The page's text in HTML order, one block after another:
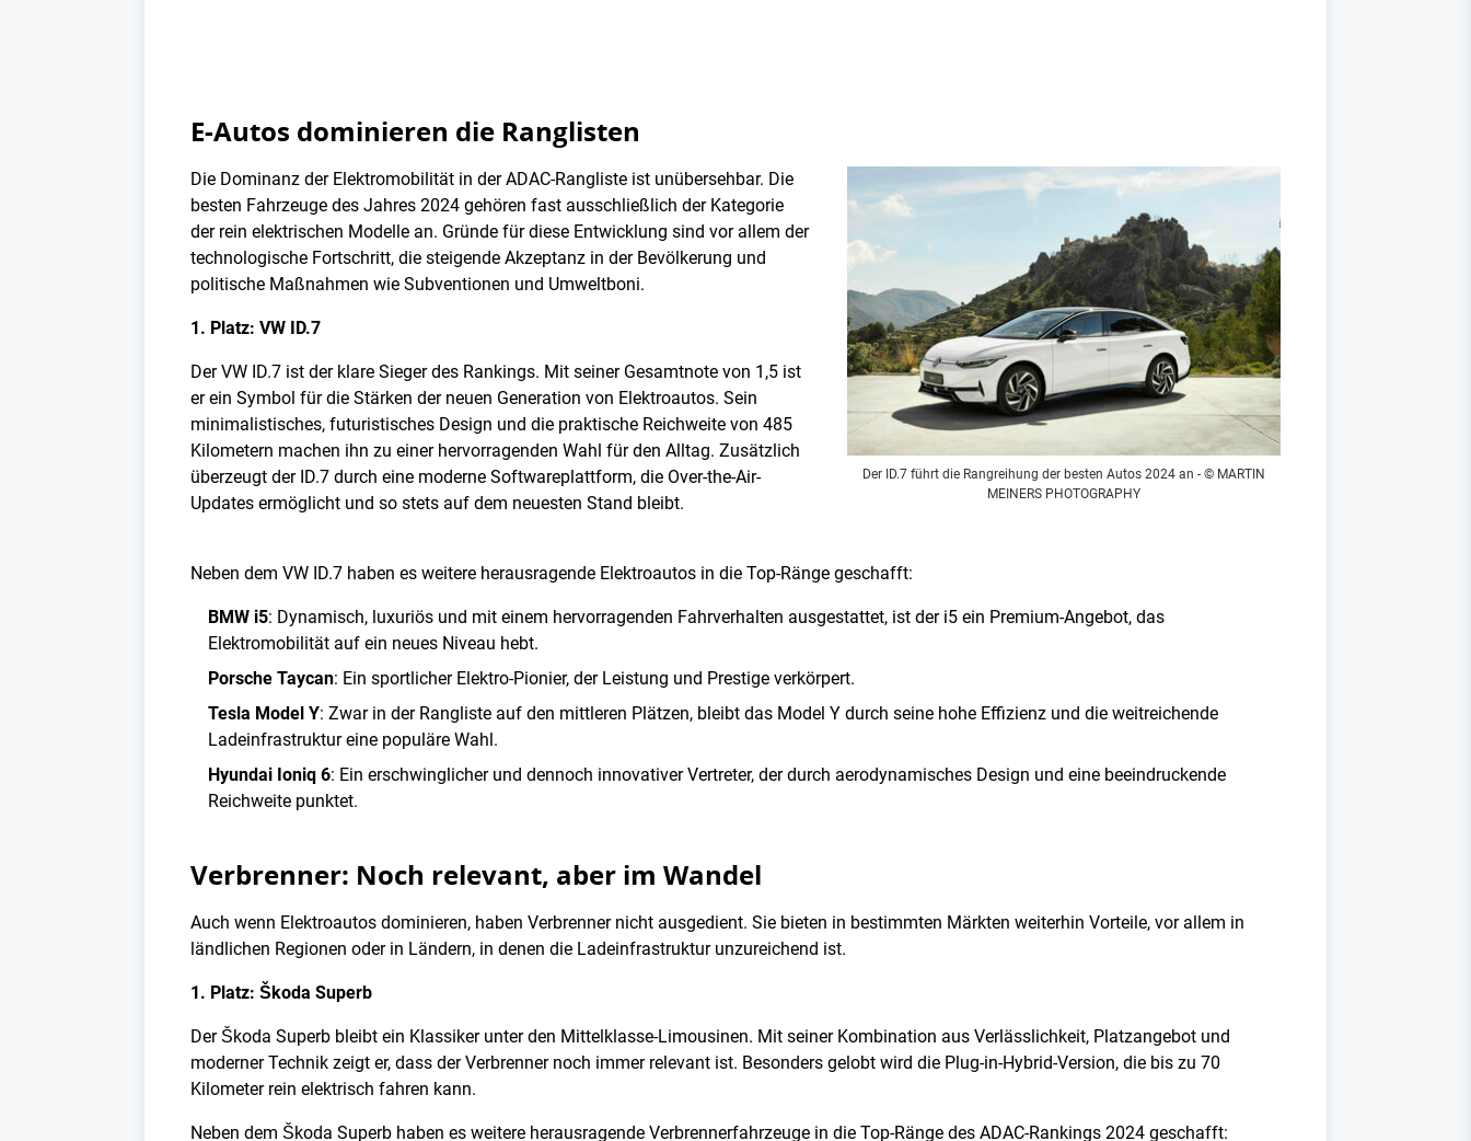
E-Autos dominieren die Ranglisten
Die Dominanz der Elektromobilität in der ADAC-Rangliste ist unübersehbar. Die
besten Fahrzeuge des Jahres 2024 gehören fast ausschließlich der Kategorie
der rein elektrischen Modelle an. Gründe für diese Entwicklung sind vor allem der
technologische Fortschritt, die steigende Akzeptanz in der Bevölkerung und
politische Maßnahmen wie Subventionen und Umweltboni.
1. Platz: VW ID.7
Der VW ID.7 ist der klare Sieger des Rankings. Mit seiner Gesamtnote von 1,5 ist
er ein Symbol für die Stärken der neuen Generation von Elektroautos. Sein
minimalistisches, futuristisches Design und die praktische Reichweite von 485
Kilometern machen ihn zu einer hervorragenden Wahl für den Alltag. Zusätzlich
überzeugt der ID.7 durch eine moderne Softwareplattform, die Over-the-Air-
Updates ermöglicht und so stets auf dem neuesten Stand bleibt.
Der ID.7 führt die Rangreihung der besten Autos 2024 an - © MARTIN
MEINERS PHOTOGRAPHY
Neben dem VW ID.7 haben es weitere herausragende Elektroautos in die Top-Ränge geschafft:
BMW i5: Dynamisch, luxuriös und mit einem hervorragenden Fahrverhalten ausgestattet, ist der i5 ein Premium-Angebot, das
Elektromobilität auf ein neues Niveau hebt.
Porsche Taycan: Ein sportlicher Elektro-Pionier, der Leistung und Prestige verkörpert.
Tesla Model Y: Zwar in der Rangliste auf den mittleren Plätzen, bleibt das Model Y durch seine hohe Effizienz und die weitreichende
Ladeinfrastruktur eine populäre Wahl.
Hyundai Ioniq 6: Ein erschwinglicher und dennoch innovativer Vertreter, der durch aerodynamisches Design und eine beeindruckende
Reichweite punktet.
Verbrenner: Noch relevant, aber im Wandel
Auch wenn Elektroautos dominieren, haben Verbrenner nicht ausgedient. Sie bieten in bestimmten Märkten weiterhin Vorteile, vor allem in
ländlichen Regionen oder in Ländern, in denen die Ladeinfrastruktur unzureichend ist.
1. Platz: Škoda Superb
Der Škoda Superb bleibt ein Klassiker unter den Mittelklasse-Limousinen. Mit seiner Kombination aus Verlässlichkeit, Platzangebot und
moderner Technik zeigt er, dass der Verbrenner noch immer relevant ist. Besonders gelobt wird die Plug-in-Hybrid-Version, die bis zu 70
Kilometer rein elektrisch fahren kann.
Neben dem Škoda Superb haben es weitere herausragende Verbrennerfahrzeuge in die Top-Ränge des ADAC-Rankings 2024 geschafft: